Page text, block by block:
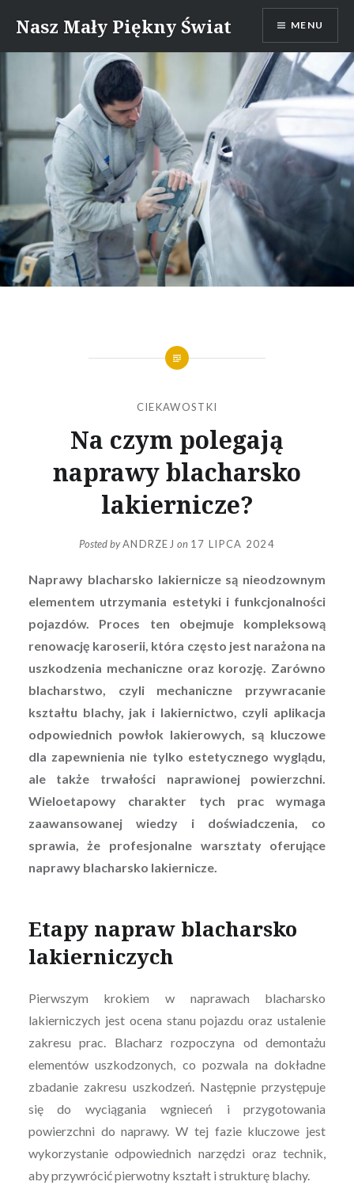
content
Nasz Mały Piękny Świat MENU
CIEKAWOSTKI
Na czym polegają
naprawy blacharsko
lakiernicze?
Posted byANDRZEJ on 17 LIPCA 2024
Naprawy blacharsko lakiernicze są nieodzownym
elementem utrzymania estetyki i funkcjonalności
pojazdów. Proces ten obejmuje kompleksową
renowację karoserii, która często jest narażona na
uszkodzenia mechaniczne oraz korozję. Zarówno
blacharstwo, czyli mechaniczne przywracanie
kształtu blachy, jak i lakiernictwo, czyli aplikacja
odpowiednich powłok lakierowych, są kluczowe
dla zapewnienia nie tylko estetycznego wyglądu,
ale także trwałości naprawionej powierzchni.
Wieloetapowy charakter tych prac wymaga
zaawansowanej wiedzy i doświadczenia, co
sprawia, że profesjonalne warsztaty oferujące
naprawy blacharsko lakiernicze.
Etapy napraw blacharsko
lakierniczych
Pierwszym krokiem w naprawach blacharsko
lakierniczych jest ocena stanu pojazdu oraz ustalenie
zakresu prac. Blacharz rozpoczyna od demontażu
elementów uszkodzonych, co pozwala na dokładne
zbadanie zakresu uszkodzeń. Następnie przystępuje
się do wyciągania wgnieceń i przygotowania
powierzchni do naprawy. W tej fazie kluczowe jest
wykorzystanie odpowiednich narzędzi oraz technik,
aby przywrócić pierwotny kształt i strukturę blachy.